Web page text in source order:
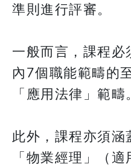
準則進行評審。
一般而言，課程
內7個職能範疇的
「應用法律」範疇。
此外，課程亦須涵
「物業經理」（適